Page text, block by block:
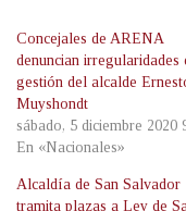
Concejales de ARENA
denuncian irregularidades
gestión del alcalde
Muyshondt
sábado, 5 diciembre 2020
En «Nacionales»
Alcaldía de San Salvador
tramita plazas a Ley de